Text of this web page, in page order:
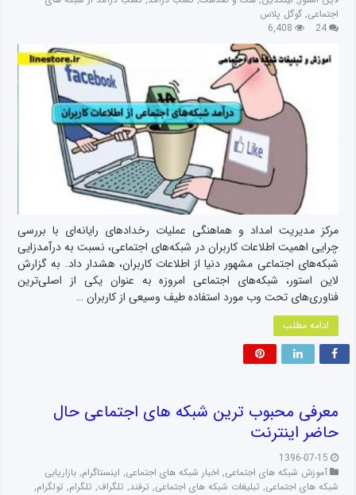
اجتماعی, گوگل پلاس
24
6,408
مرکز مدیریت امداد و هماهنگی عملیات رخدادهای رایانه‌ای با بررسی
چرایی اهمیت اطلاعات کاربران در شبکه‌های اجتماعی، نسبت به درآمدزایی
شبکه‌های اجتماعی مشهور دنیا از اطلاعات کاربران، هشدار داد. به گزارش
لاین استور، شبکه‌های اجتماعی امروزه به عنوان یکی از اصلی‌ترین
فناوری‌های تحت وب مورد استفاده طیف وسیعی از کاربران …
ادامه مطلب
معرفی محبوب ترین شبکه های اجتماعی حال
حاضر اینترنت
1396-07-15
آموزش شبکه های اجتماعی, اخبار شبکه های اجتماعی, اینستاگرام, بازاریابی
شبکه های اجتماعی, تبلیغات شبکه های اجتماعی, ترفند, تلگراف, تلگرام, تولگرام,